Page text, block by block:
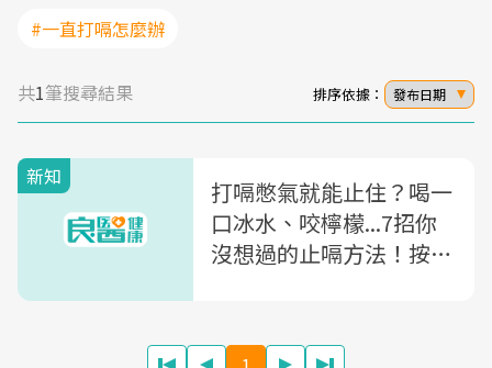
#一直打嗝怎麼辦
共1筆搜尋結果 排序依據： 發布日期
新知
打嗝憋氣就能止住？喝一
口冰水、咬檸檬...7招你
沒想過的止嗝方法！按摩